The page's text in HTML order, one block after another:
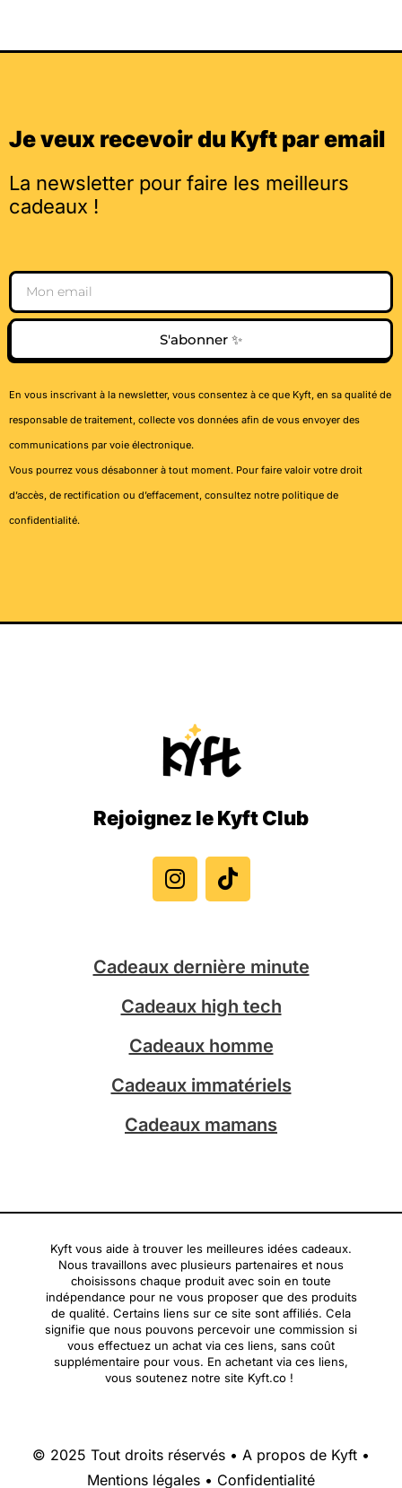
Je veux recevoir du Kyft par email
La newsletter pour faire les meilleurs
cadeaux !
Email
S'abonner ✨
En vous inscrivant à la newsletter, vous consentez à ce que Kyft, en sa qualité de
responsable de traitement, collecte vos données afin de vous envoyer des
communications par voie électronique.
Vous pourrez vous désabonner à tout moment. Pour faire valoir votre droit
d’accès, de rectification ou d’effacement, consultez notre politique de
confidentialité.
Rejoignez le Kyft Club
n
s
t
r
a
m
i
k
t
Cadeaux dernière minute
Cadeaux high tech
Cadeaux homme
Cadeaux immatériels
Cadeaux mamans
Kyft vous aide à trouver les meilleures idées cadeaux.
Nous travaillons avec plusieurs partenaires et nous
choisissons chaque produit avec soin en toute
indépendance pour ne vous proposer que des produits
de qualité. Certains liens sur ce site sont affiliés. Cela
signifie que nous pouvons percevoir une commission si
vous effectuez un achat via ces liens, sans coût
supplémentaire pour vous. En achetant via ces liens,
vous soutenez notre site Kyft.co !
© 2025 Tout droits réservés • A propos de Kyft •
Mentions légales • Confidentialité